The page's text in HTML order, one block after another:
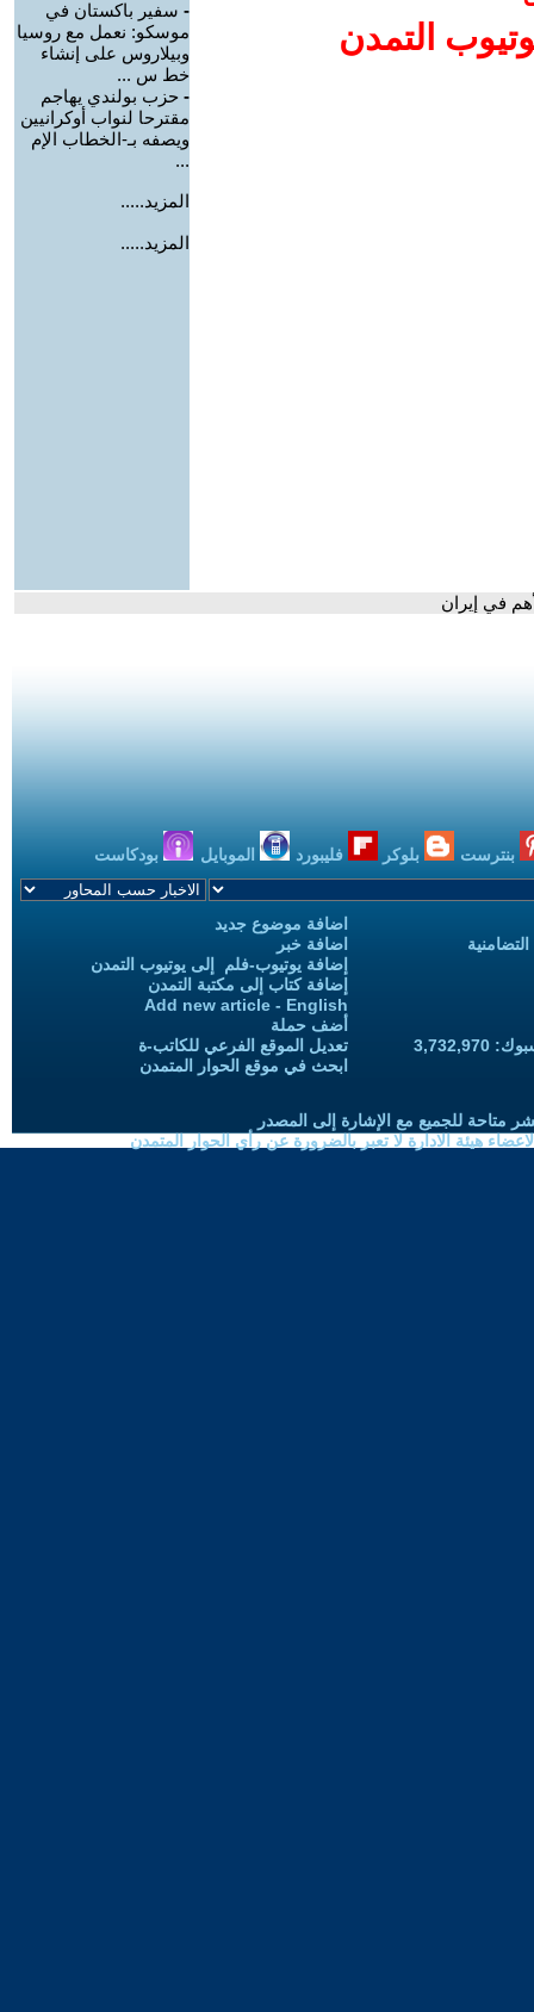
التمدن
- سفير باكستان في
موسكو: نعمل مع روسيا
وبيلاروس على إنشاء
خط س ...
- حزب بولندي يهاجم
مقترحا لنواب أوكرانيين
ويصفه بـ-الخطاب الإم
...
المزيد.....
المزيد.....
في إيران
بنترست بلوكر فليبورد الموبايل بودكاست
اضافة موضوع جديد
اضافة خبر
إضافة يوتيوب-فلم إلى يوتيوب التمدن
إضافة كتاب إلى مكتبة التمدن
Add new article - English
أضف حملة
تعديل الموقع الفرعي للكاتب-ة
ابحث في موقع الحوار المتمدن
متاحة للجميع مع الإشارة إلى المصدر
هيئة الادارة لا تعبر بالضرورة عن رأي الحوار المتمدن